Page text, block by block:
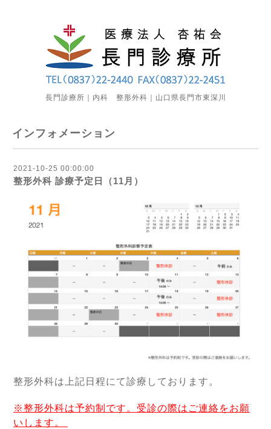
長門診療所｜内科 整形外科｜山口県長門市東深川
インフォメーション
2021-10-25 00:00:00
整形外科 診療予定日（11月）
整形外科は上記日程にて診療しております。
※整形外科は予約制です。受診の際はご連絡をお願
いします。